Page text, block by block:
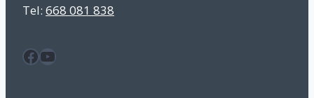
Tel: 668 081 838
Facebook
YouTube